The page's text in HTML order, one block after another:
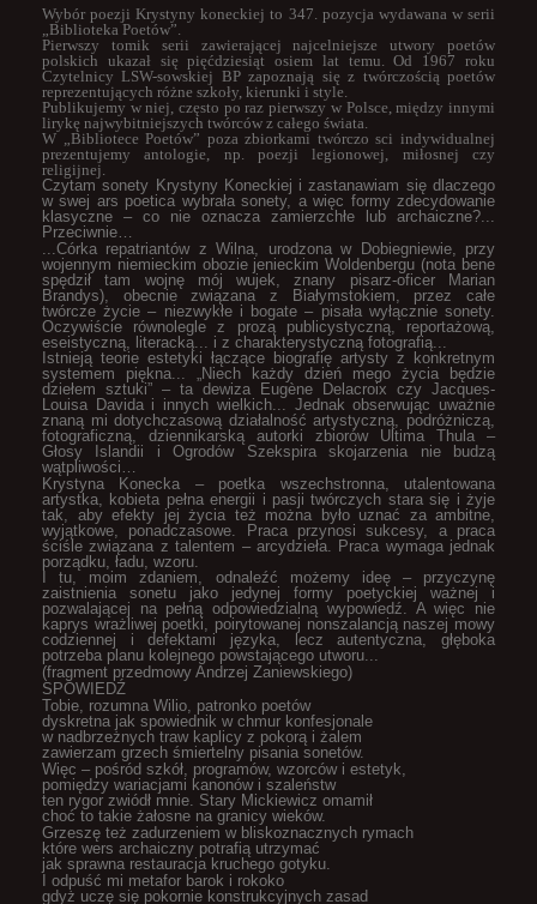
Wybór poezjiKrystyny koneckiej to 347. pozycja wydawana w serii
„Biblioteka Poetów”.
Pierwszy tomik serii zawierającej najcelniejsze utwory poetów
polskich ukazał się pięćdziesiąt osiem lat temu. Od 1967 roku
Czytelnicy LSW-sowskiej BP zapoznają się z twórczością poetów
reprezentujących różne szkoły, kierunki i style.
Publikujemy w niej, często po raz pierwszy w Polsce, między innymi
lirykę najwybitniejszych twórców z całego świata.
W „Bibliotece Poetów” poza zbiorkami twórczo sci indywidualnej
prezentujemy antologie, np. poezji legionowej, miłosnej czy
religijnej.
Czytam sonety Krystyny Koneckiej i zastanawiam się dlaczego
w swej ars poetica wybrała sonety, a więc formy zdecydowanie
klasyczne – co nie oznacza zamierzchłe lub archaiczne?...
Przeciwnie…
...Córka repatriantów z Wilna, urodzona w Dobiegniewie, przy
wojennym niemieckim obozie jenieckim Woldenbergu (nota bene
spędził tam wojnę mój wujek, znany pisarz-oficer Marian
Brandys), obecnie związana z Białymstokiem, przez całe
twórcze życie – niezwykłe i bogate – pisała wyłącznie sonety.
Oczywiście równolegle z prozą publicystyczną, reportażową,
eseistyczną, literacką... i z charakterystyczną fotografią...
Istnieją teorie estetyki łączące biografię artysty z konkretnym
systemem piękna... „Niech każdy dzień mego życia będzie
dziełem sztuki” – ta dewiza Eugène Delacroix czy Jacques-
Louisa Davida i innych wielkich... Jednak obserwując uważnie
znaną mi dotychczasową działalność artystyczną, podróżniczą,
fotograficzną, dziennikarską autorki zbiorów Ultima Thula –
Głosy Islandii i Ogrodów Szekspira skojarzenia nie budzą
wątpliwości…
Krystyna Konecka – poetka wszechstronna, utalentowana
artystka, kobieta pełna energii i pasji twórczych stara się i żyje
tak, aby efekty jej życia też można było uznać za ambitne,
wyjątkowe, ponadczasowe. Praca przynosi sukcesy, a praca
ściśle związana z talentem – arcydzieła. Praca wymaga jednak
porządku, ładu, wzoru.
I tu, moim zdaniem, odnaleźć możemy ideę – przyczynę
zaistnienia sonetu jako jedynej formy poetyckiej ważnej i
pozwalającej na pełną odpowiedzialną wypowiedź. A więc nie
kaprys wrażliwej poetki, poirytowanej nonszalancją naszej mowy
codziennej i defektami języka, lecz autentyczna, głęboka
potrzeba planu kolejnego powstającego utworu...
(fragment przedmowy Andrzej Zaniewskiego)
SPOWIEDŹ
Tobie, rozumna Wilio, patronko poetów
dyskretna jak spowiednik w chmur konfesjonale
w nadbrzeżnych traw kaplicy z pokorą i żalem
zawierzam grzech śmiertelny pisania sonetów.
Więc – pośród szkół, programów, wzorców i estetyk,
pomiędzy wariacjami kanonów i szaleństw
ten rygor zwiódł mnie. Stary Mickiewicz omamił
choć to takie żałosne na granicy wieków.
Grzeszę też zadurzeniem w bliskoznacznych rymach
które wers archaiczny potrafią utrzymać
jak sprawna restauracja kruchego gotyku.
I odpuść mi metafor barok i rokoko
gdyż uczę się pokornie konstrukcyjnych zasad